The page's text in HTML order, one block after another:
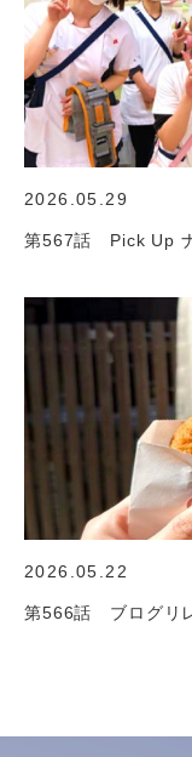
2026.05.29
第567話 Pick Up
2026.05.22
第566話 ブログリ